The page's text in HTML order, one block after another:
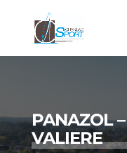
PANAZOL
VALIERE